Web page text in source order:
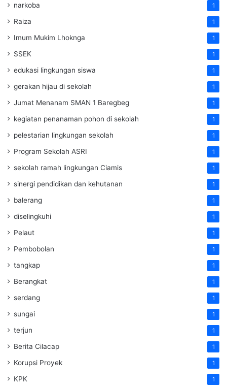
narkoba 1
Raiza 1
Imum Mukim Lhoknga 1
SSEK 1
edukasi lingkungan siswa 1
gerakan hijau di sekolah 1
Jumat Menanam SMAN 1 Baregbeg 1
kegiatan penanaman pohon di sekolah 1
pelestarian lingkungan sekolah 1
Program Sekolah ASRI 1
sekolah ramah lingkungan Ciamis 1
sinergi pendidikan dan kehutanan 1
balerang 1
diselingkuhi 1
Pelaut 1
Pembobolan 1
tangkap 1
Berangkat 1
serdang 1
sungai 1
terjun 1
Berita Cilacap 1
Korupsi Proyek 1
KPK 1